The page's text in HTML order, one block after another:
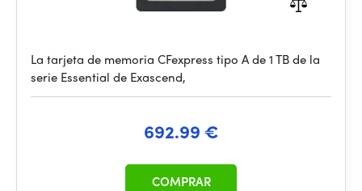
La tarjeta de memoria CFexpress tipo A de 1 TB de la
serie Essential de Exascend,
692.99 €
COMPRAR